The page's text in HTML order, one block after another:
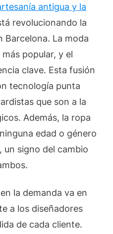
antigua y la
revolucionando la
Barcelona. La moda
popular, y el
clave. Esta fusión
tecnología punta
que son a la
Además, la ropa
edad o género
un signo del cambio
la demanda va en
a los diseñadores
de cada cliente.